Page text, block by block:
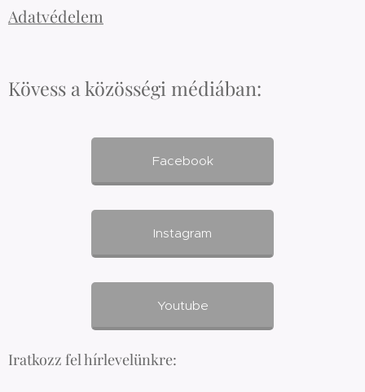
Adatvédelem
Kövess a közösségi médiában:
Facebook
Instagram
Youtube
Iratkozz fel hírlevelünkre: